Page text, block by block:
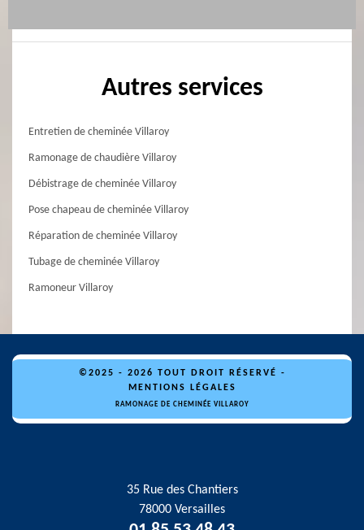
Autres services
Entretien de cheminée Villaroy
Ramonage de chaudière Villaroy
Débistrage de cheminée Villaroy
Pose chapeau de cheminée Villaroy
Réparation de cheminée Villaroy
Tubage de cheminée Villaroy
Ramoneur Villaroy
©2025 - 2026 TOUT DROIT RÉSERVÉ -
MENTIONS LÉGALES
RAMONAGE DE CHEMINÉE VILLAROY
35 Rue des Chantiers
78000 Versailles